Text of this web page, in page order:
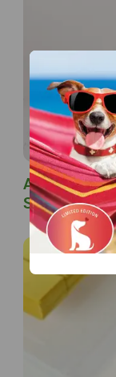
Artgerechte
So ernährst